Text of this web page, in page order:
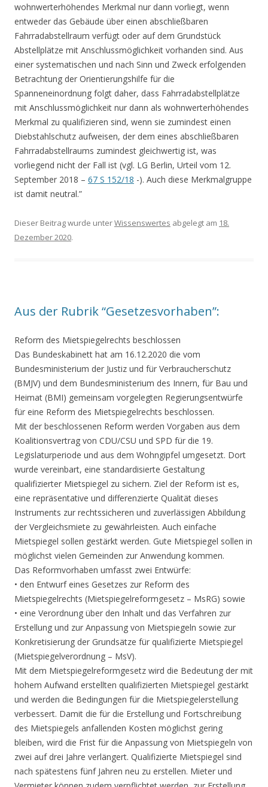
wohnwerterhöhendes Merkmal nur dann vorliegt, wenn
entweder das Gebäude über einen abschließbaren
Fahrradabstellraum verfügt oder auf dem Grundstück
Abstellplätze mit Anschlussmöglichkeit vorhanden sind. Aus
einer systematischen und nach Sinn und Zweck erfolgenden
Betrachtung der Orientierungshilfe für die
Spanneneinordnung folgt daher, dass Fahrradabstellplätze
mit Anschlussmöglichkeit nur dann als wohnwerterhöhendes
Merkmal zu qualifizieren sind, wenn sie zumindest einen
Diebstahlschutz aufweisen, der dem eines abschließbaren
Fahrradabstellraums zumindest gleichwertig ist, was
vorliegend nicht der Fall ist (vgl. LG Berlin, Urteil vom 12.
September 2018 – 67 S 152/18 -). Auch diese Merkmalgruppe
ist damit neutral.”
Dieser Beitrag wurde unterWissenswertes abgelegt am 18.
Dezember 2020.
Aus der Rubrik “Gesetzesvorhaben”:
Reform des Mietspiegelrechts beschlossen
Das Bundeskabinett hat am 16.12.2020 die vom
Bundesministerium der Justiz und für Verbraucherschutz
(BMJV) und dem Bundesministerium des Innern, für Bau und
Heimat (BMI) gemeinsam vorgelegten Regierungsentwürfe
für eine Reform des Mietspiegelrechts beschlossen.
Mit der beschlossenen Reform werden Vorgaben aus dem
Koalitionsvertrag von CDU/CSU und SPD für die 19.
Legislaturperiode und aus dem Wohngipfel umgesetzt. Dort
wurde vereinbart, eine standardisierte Gestaltung
qualifizierter Mietspiegel zu sichern. Ziel der Reform ist es,
eine repräsentative und differenzierte Qualität dieses
Instruments zur rechtssicheren und zuverlässigen Abbildung
der Vergleichsmiete zu gewährleisten. Auch einfache
Mietspiegel sollen gestärkt werden. Gute Mietspiegel sollen in
möglichst vielen Gemeinden zur Anwendung kommen.
Das Reformvorhaben umfasst zwei Entwürfe:
• den Entwurf eines Gesetzes zur Reform des
Mietspiegelrechts (Mietspiegelreformgesetz – MsRG) sowie
• eine Verordnung über den Inhalt und das Verfahren zur
Erstellung und zur Anpassung von Mietspiegeln sowie zur
Konkretisierung der Grundsätze für qualifizierte Mietspiegel
(Mietspiegelverordnung – MsV).
Mit dem Mietspiegelreformgesetz wird die Bedeutung der mit
hohem Aufwand erstellten qualifizierten Mietspiegel gestärkt
und werden die Bedingungen für die Mietspiegelerstellung
verbessert. Damit die für die Erstellung und Fortschreibung
des Mietspiegels anfallenden Kosten möglichst gering
bleiben, wird die Frist für die Anpassung von Mietspiegeln von
zwei auf drei Jahre verlängert. Qualifizierte Mietspiegel sind
nach spätestens fünf Jahren neu zu erstellen. Mieter und